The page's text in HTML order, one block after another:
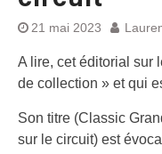
21 mai 2023
A lire, cet éditorial sur
de collection » et qui
Son titre (Classic
sur le circuit) est